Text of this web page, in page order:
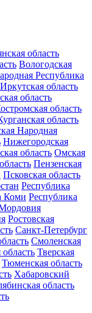
область
Вологодская
Республика
Иркутская область
область
область
область
Народная
Нижегородская
область Омская
Пензенская
Псковская область
Республика
Коми Республика
Ростовская
Санкт-Петербург
Смоленская
Тверская
Тюменская область
Хабаровский
область